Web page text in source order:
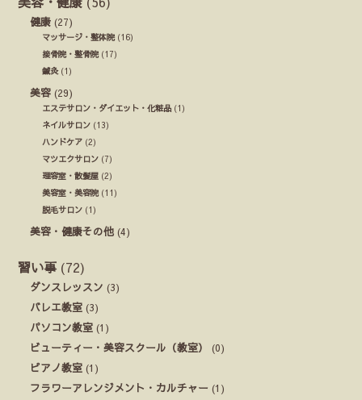
健康 (27)
マッサージ・整体院(16)
接骨院・整骨院(17)
鍼灸(1)
美容 (29)
エステサロン・ダイエット・化粧品 (1)
ネイルサロン (13)
ハンドケア (2)
マツエクサロン (7)
理容室・散髪屋 (2)
美容室・美容院(11)
脱毛サロン (1)
美容・健康その他 (4)
習い事 (72)
ダンスレッスン (3)
バレエ教室 (3)
パソコン教室 (1)
ビューティー・美容スクール（教室）
(0)
ピアノ教室 (1)
フラワーアレンジメント・カルチャー (1)